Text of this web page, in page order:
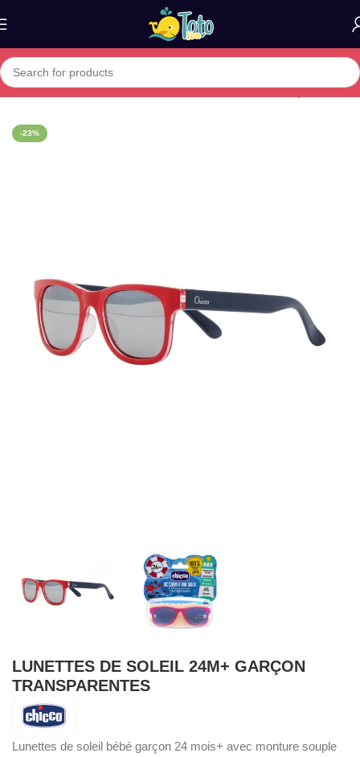
Home»Boutique»LUNETTES DE SOLEIL 24M+ GARÇON
-23%
LUNETTES DE SOLEIL 24M+ GARÇON
TRANSPARENTES
Lunettes de soleil bébé garçon 24 mois+ avec monture souple